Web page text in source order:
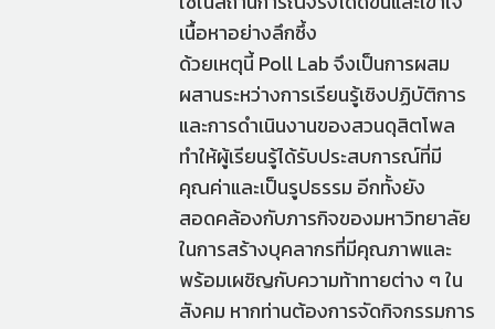
เนื้อหาอย่างลึกซึ้ง
ด้วยเหตุนี้ Poll Lab จึงเป็นการผสม
ผสานระหว่างการเรียนรู้เชิงปฏิบัติการ
และการดำเนินงานของสวนดุสิตโพล
ทำให้ผู้เรียนรู้ได้รับประสบการณ์ที่มี
คุณค่าและเป็นรูปธรรม อีกทั้งยัง
สอดคล้องกับภารกิจของมหาวิทยาลัย
ในการสร้างบุคลากรที่มีคุณภาพและ
พร้อมเผชิญกับความท้าทายต่าง ๆ ใน
สังคม หากท่านต้องการจัดกิจกรรมการ